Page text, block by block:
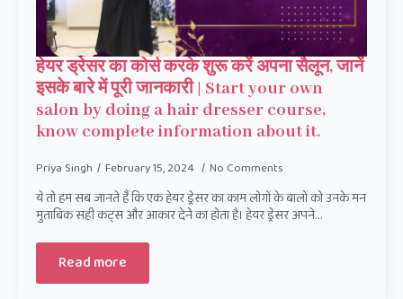
हेयर ड्रेसर का कोर्स करके शुरू करें अपना सैलून, जानें
इसके बारे में पूरी जानकारी | Start your own
salon by doing a hair dresser course,
know complete information about it.
Priya Singh February 15, 2024 No Comments
ये तो हम सब जानते हैं कि एक हेयर ड्रेसर का काम लोगों के बालों को उनके मन
मुताबिक सही कट्स और आकार देने का होता है। हेयर ड्रेसर अपने…
Read more